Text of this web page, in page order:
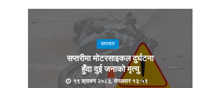
समाचार
सप्तरीमा मोटरसाइकल दुर्घटना
हुँदा दुई जनाको मृत्यु
१९ श्रावण २०८३, मंगलवार १३:५९